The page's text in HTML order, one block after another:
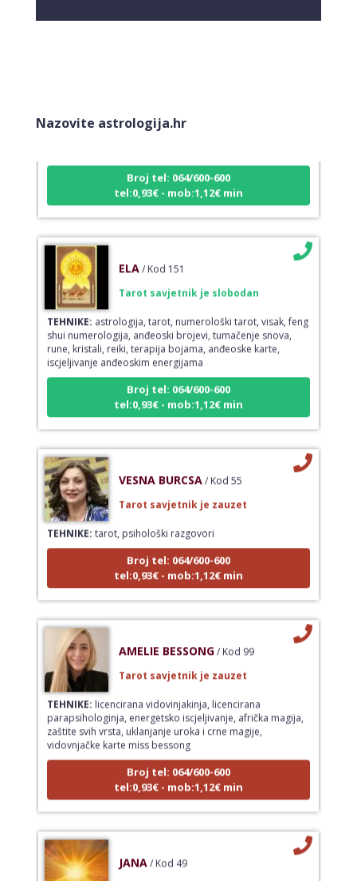
Nazovite astrologija.hr
Broj tel: 064/600-600
tel:0,93€ - mob:1,12€ min
TEHNIKE:astrologija, tarot, numerološki tarot, visak, feng
shui numerologija, anđeoski brojevi, tumačenje snova,
rune, kristali, reiki, terapija bojama, anđeoske karte,
iscjeljivanje anđeoskim energijama
Broj tel: 064/600-600
tel:0,93€ - mob:1,12€ min
TEHNIKE:tarot, psihološki razgovori
Broj tel: 064/600-600
tel:0,93€ - mob:1,12€ min
TEHNIKE:licencirana vidovinjakinja, licencirana
parapsihologinja, energetsko iscjeljivanje, afrička magija,
zaštite svih vrsta, uklanjanje uroka i crne magije,
vidovnjačke karte miss bessong
Broj tel: 064/600-600
tel:0,93€ - mob:1,12€ min